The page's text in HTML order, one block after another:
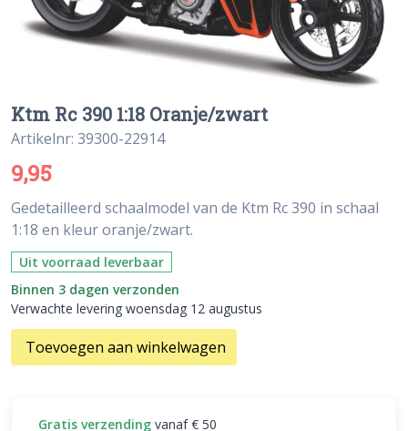
Ktm Rc 390 1:18 Oranje/zwart
Artikelnr: 39300-22914
9,95
Gedetailleerd schaalmodel van de Ktm Rc 390 in schaal
1:18 en kleur oranje/zwart.
Uit voorraad leverbaar
Binnen 3 dagen verzonden
Verwachte levering woensdag 12 augustus
Toevoegen aan winkelwagen
Gratis verzending vanaf € 50